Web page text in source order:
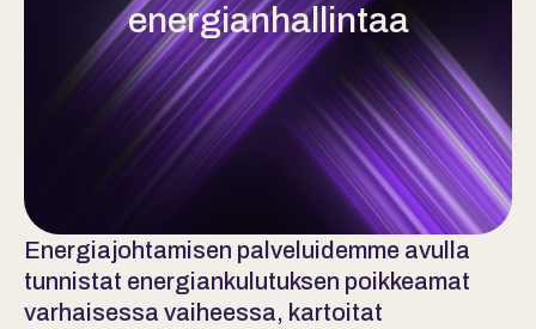
energianhallintaa
Energiajohtamisen palveluidemme avulla
tunnistat energiankulutuksen poikkeamat
varhaisessa vaiheessa, kartoitat